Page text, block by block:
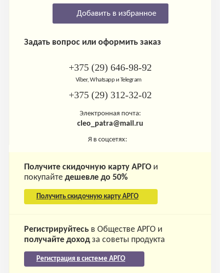
Добавить в избранное
Задать вопрос или оформить заказ
+375 (29) 646-98-92
Viber, Whatsapp и Telegram
+375 (29) 312-32-02
Электронная почта:
cleo_patra@mail.ru
Я в соцсетях:
Получите скидочную карту АРГОи
покупайте дешевле до 50%
Получить скидочную карту АРГО
Регистрируйтесьв Обществе АРГО и
получайте доходза советы продукта
Регистрация в системе АРГО